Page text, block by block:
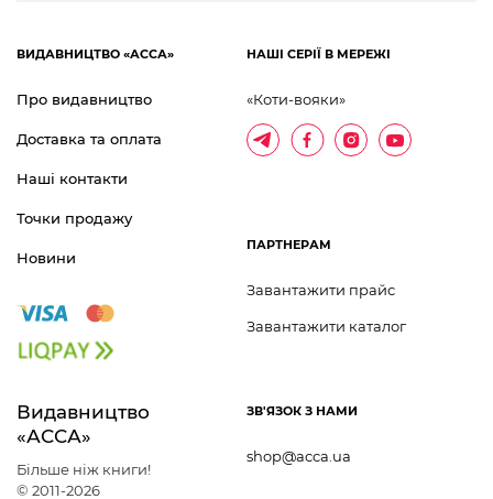
Видавництво
«АССА»
Більше ніж книги!
© 2011-2026
ЗВ'ЯЗОК З НАМИ
shop@acca.ua
ВИДАВНИЦТВО «АССА»
Про видавництво
Доставка та оплата
Наші контакти
Точки продажу
Новини
НАШІ СЕРІЇ В МЕРЕЖІ
«Коти-вояки»
ПАРТНЕРАМ
Завантажити прайс
Завантажити каталог